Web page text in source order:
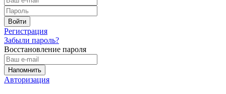
Регистрация
Забыли пароль?
Восстановление пароля
Авторизация